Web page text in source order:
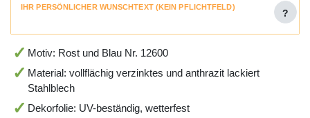
IHR PERSÖNLICHER WUNSCHTEXT (KEIN PFLICHTFELD)
?
Motiv: Rost und Blau Nr. 12600
Material: vollflächig verzinktes und anthrazit lackiert
Stahlblech
Dekorfolie: UV-beständig, wetterfest